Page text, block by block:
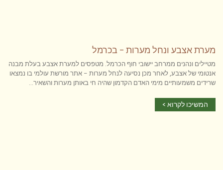
מערת אצבע ונחל מערות – בכרמל
מטיילים ונהנים ממרחב יישובי חוף הכרמל. מטפסים למערת אצבע בעלת מבנה
אנטומי של אצבע, לאחר מכן נסיעה לנחל מערות – אתר מורשת עולמי בו נמצאו
שרידים משמעותיים מימי האדם הקדמון שהיה חי באותן מערות והשאיר...
המשיכו לקרוא >